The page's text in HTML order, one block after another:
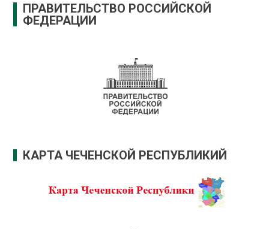
ПРАВИТЕЛЬСТВО РОССИЙСКОЙ
ФЕДЕРАЦИИ
КАРТА ЧЕЧЕНСКОЙ РЕСПУБЛИКИЙ